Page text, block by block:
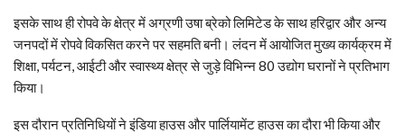
इसके साथ ही रोपवे के क्षेत्र में अग्रणी उषा ब्रेको लिमिटेड के साथ हरिद्वार और अन्य
जनपदों में रोपवे विकसित करने पर सहमति बनी। लंदन में आयोजित मुख्य कार्यक्रम में
शिक्षा, पर्यटन, आईटी और स्वास्थ्य क्षेत्र से जुड़े विभिन्न 80 उद्योग घरानों ने प्रतिभाग
किया।
इस दौरान प्रतिनिधियों ने इंडिया हाउस और पार्लियामेंट हाउस का दौरा भी किया और